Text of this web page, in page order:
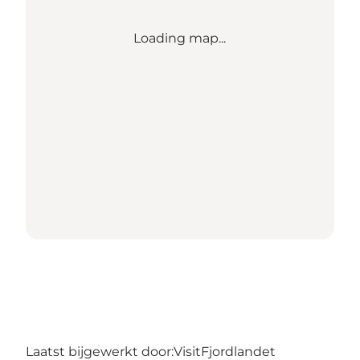
Loading map...
Laatst bijgewerkt door:VisitFjordlandet